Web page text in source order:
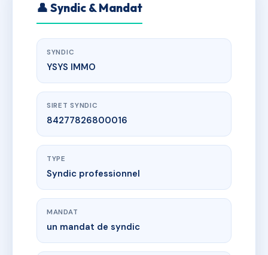
👤 Syndic & Mandat
SYNDIC
YSYS IMMO
SIRET SYNDIC
84277826800016
TYPE
Syndic professionnel
MANDAT
un mandat de syndic